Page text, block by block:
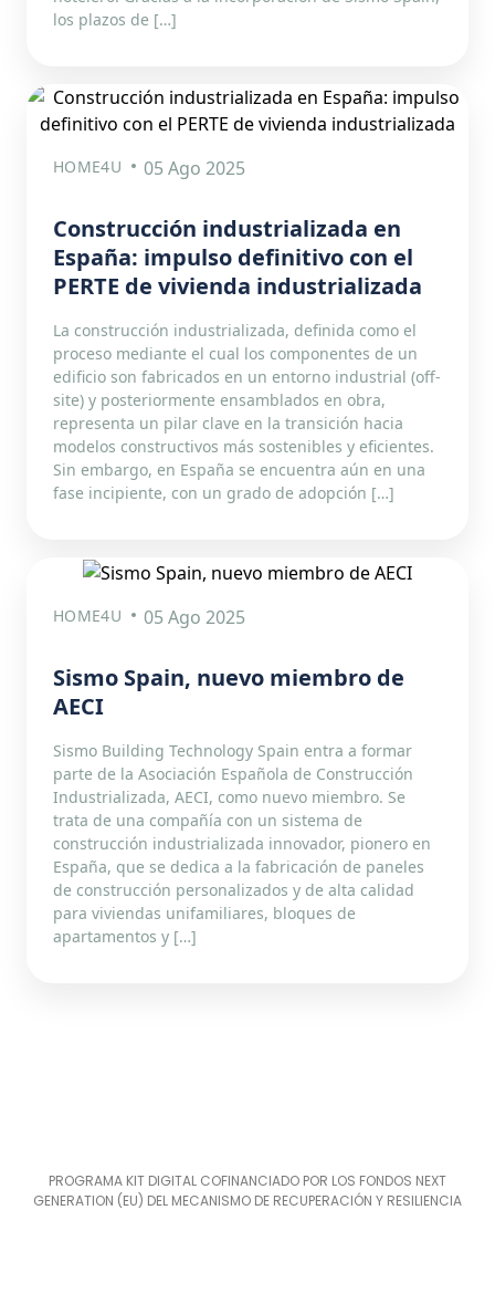
los plazos de […]
HOME4U 05 Ago 2025
Construcción industrializada en
España: impulso definitivo con el
PERTE de vivienda industrializada
La construcción industrializada, definida como el
proceso mediante el cual los componentes de un
edificio son fabricados en un entorno industrial (off-
site) y posteriormente ensamblados en obra,
representa un pilar clave en la transición hacia
modelos constructivos más sostenibles y eficientes.
Sin embargo, en España se encuentra aún en una
fase incipiente, con un grado de adopción […]
HOME4U 05 Ago 2025
Sismo Spain, nuevo miembro de
AECI
Sismo Building Technology Spain entra a formar
parte de la Asociación Española de Construcción
Industrializada, AECI, como nuevo miembro. Se
trata de una compañía con un sistema de
construcción industrializada innovador, pionero en
España, que se dedica a la fabricación de paneles
de construcción personalizados y de alta calidad
para viviendas unifamiliares, bloques de
apartamentos y […]
PROGRAMA KIT DIGITAL COFINANCIADO POR LOS FONDOS NEXT
GENERATION (EU) DEL MECANISMO DE RECUPERACIÓN Y RESILIENCIA